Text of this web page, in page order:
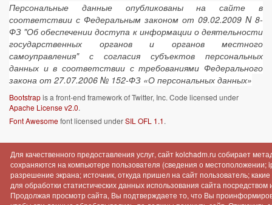
Персональные данные опубликованы на сайте в
соответствии с Федеральным законом от 09.02.2009 N 8-
ФЗ "Об обеспечении доступа к информации о деятельности
государственных органов и органов местного
самоуправления" с согласия субъектов персональных
данных и в соответствии с требованиями Федерального
закона от 27.07.2006 № 152-ФЗ «О персональных данных»
Bootstrapis a front-end framework of Twitter, Inc. Code licensed under
Apache License v2.0.
Font Awesomefont licensed underSIL OFL 1.1.
Для качественного предоставления услуг, сайт kolchadm.ru собирает
сохраняются на компьютере пользователя (сведения о местоположении;
разрешение экрана; источник, откуда пришел на сайт пользователь;
для обработки статистических данных использования сайта
Продолжая просмотр сайта, Вы подтверждаете то, что Вы